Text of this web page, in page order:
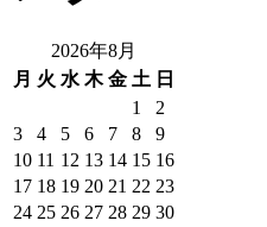
2026年8月
月 火 水 木 金 土 日
1
2
3
4 5 6 7 8
9
10 11 12 13 14 15 16
17 18 19 20 21 22 23
24 25 26 27 28 29 30